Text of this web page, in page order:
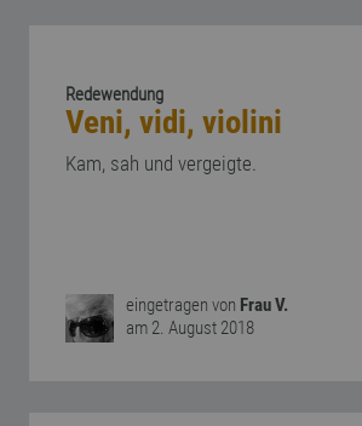
Redewendung
Veni, vidi, violini
Kam, sah und vergeigte.
eingetragen von Frau V.
am 2. August 2018